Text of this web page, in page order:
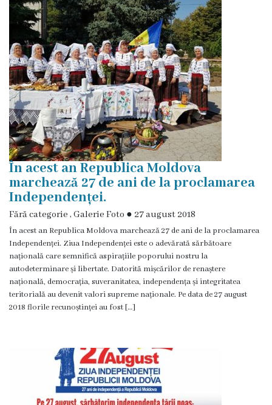
Întreprinderi
subordonate
Grădinița
nr.1
,,Leagănul
copilăriei”
Grădinița
nr.2
,,Andrieș”
Grădinița
nr.5
,,Bucuria”
nr.6
,,Cocoșelul
de
În acest an Republica Moldova
marchează 27 de ani de la proclamarea
Independenței.
Fără categorie , Galerie Foto ● 27 august 2018
În acest an Republica Moldova marchează 27 de ani de la proclamarea
Independenței. Ziua Independenței este o adevărată sărbătoare
națională care semnifică aspirațiile poporului nostru la
autodeterminare și libertate. Datorită mișcărilor de renaștere
națională, democrația, suveranitatea, independența și integritatea
teritorială au devenit valori supreme naționale. Pe data de 27 august
2018 florile recunoștinței au fost […]